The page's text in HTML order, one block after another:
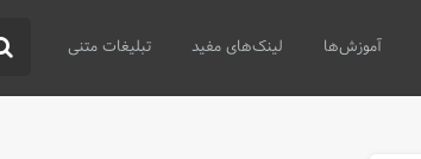
آموزش‌ها لینک‌های مفید تبلیغات متنی